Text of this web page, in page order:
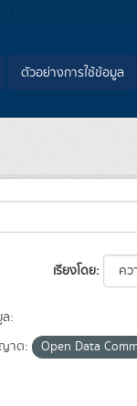
ตัวอย่างการใช้ข้อมูล
เรียงโดย
:
าต: Open Data